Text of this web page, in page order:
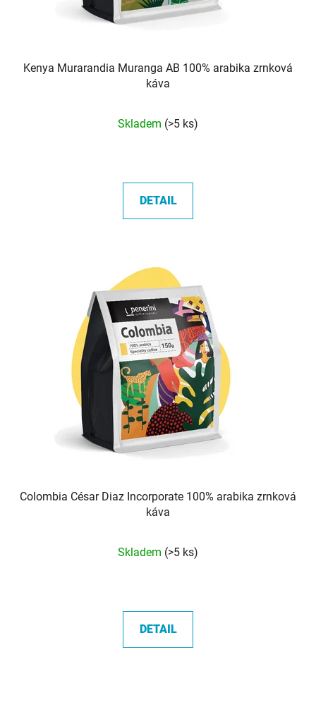
Kenya Murarandia Muranga AB 100% arabika zrnková
káva
hodnocení
5,0
z
Skladem (>5 ks)
DETAIL
Colombia César Diaz Incorporate 100% arabika zrnková
káva
hodnocení
5,0
z
Skladem (>5 ks)
DETAIL